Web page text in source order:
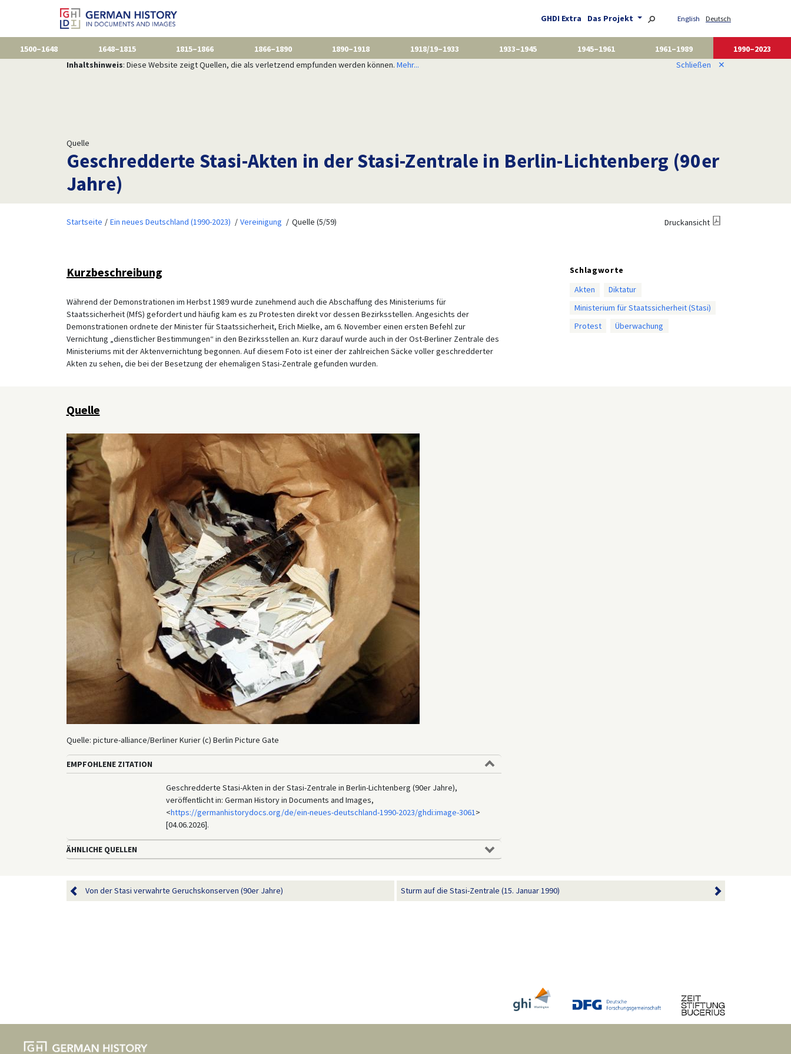
GHDI Extra Das Projekt English Deutsch
1500–1648 1648–1815 1815–1866 1866–1890 1890–1918 1918/19–1933 1933–1945 1945–1961 1961–1989
1990–2023
Inhaltshinweis: Diese Website zeigt Quellen, die als verletzend empfunden werden können. Mehr... Schließen ✕
Quelle
Geschredderte Stasi-Akten in der Stasi-Zentrale in Berlin-Lichtenberg (90er
Jahre)
Startseite Ein neues Deutschland (1990-2023) Vereinigung Quelle (5/59) Druckansicht
Kurzbeschreibung
Während der Demonstrationen im Herbst 1989 wurde zunehmend auch die Abschaffung des Ministeriums für
Staatssicherheit (MfS) gefordert und häufig kam es zu Protesten direkt vor dessen Bezirksstellen. Angesichts der
Demonstrationen ordnete der Minister für Staatssicherheit, Erich Mielke, am 6. November einen ersten Befehl zur
Vernichtung „dienstlicher Bestimmungen“ in den Bezirksstellen an. Kurz darauf wurde auch in der Ost-Berliner Zentrale des
Ministeriums mit der Aktenvernichtung begonnen. Auf diesem Foto ist einer der zahlreichen Säcke voller geschredderter
Akten zu sehen, die bei der Besetzung der ehemaligen Stasi-Zentrale gefunden wurden.
Schlagworte
Akten
Diktatur
Ministerium für Staatssicherheit (Stasi)
Protest
Überwachung
Quelle
Quelle: picture-alliance/Berliner Kurier (c) Berlin Picture Gate
EMPFOHLENE ZITATION
Geschredderte Stasi-Akten in der Stasi-Zentrale in Berlin-Lichtenberg (90er Jahre),
veröffentlicht in: German History in Documents and Images,
<https://germanhistorydocs.org/de/ein-neues-deutschland-1990-2023/ghdi:image-3061 >
[04.06.2026].
ÄHNLICHE QUELLEN
Von der Stasi verwahrte Geruchskonserven (90er Jahre) Sturm auf die Stasi-Zentrale (15. Januar 1990)